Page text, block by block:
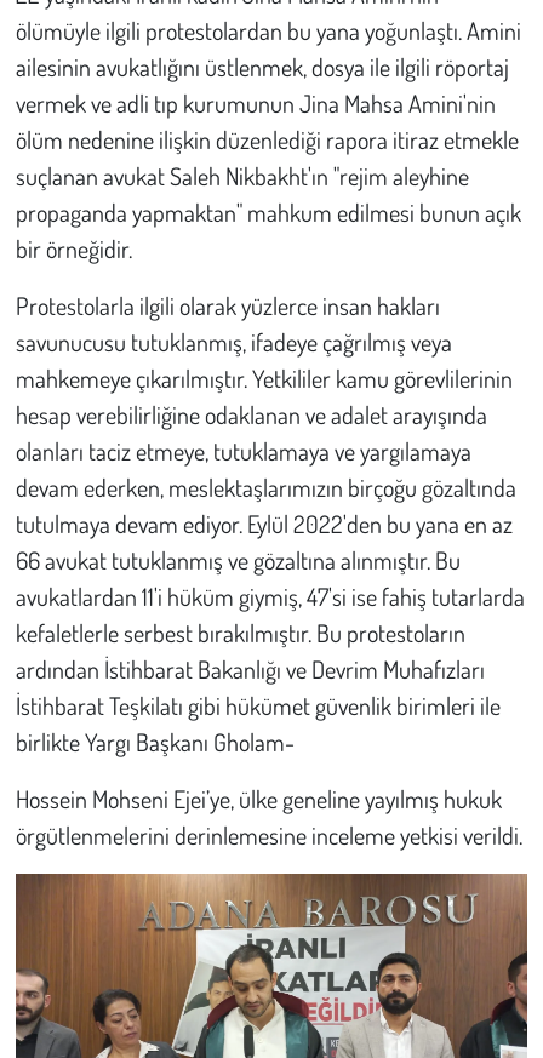
ölümüyle ilgili protestolardan bu yana yoğunlaştı. Amini
ailesinin avukatlığını üstlenmek, dosya ile ilgili röportaj
vermek ve adli tıp kurumunun Jina Mahsa Amini'nin
ölüm nedenine ilişkin düzenlediği rapora itiraz etmekle
suçlanan avukat Saleh Nikbakht'ın "rejim aleyhine
propaganda yapmaktan" mahkum edilmesi bunun açık
bir örneğidir.
Protestolarla ilgili olarak yüzlerce insan hakları
savunucusu tutuklanmış, ifadeye çağrılmış veya
mahkemeye çıkarılmıştır. Yetkililer kamu görevlilerinin
hesap verebilirliğine odaklanan ve adalet arayışında
olanları taciz etmeye, tutuklamaya ve yargılamaya
devam ederken, meslektaşlarımızın birçoğu gözaltında
tutulmaya devam ediyor. Eylül 2022'den bu yana en az
66 avukat tutuklanmış ve gözaltına alınmıştır. Bu
avukatlardan 11'i hüküm giymiş, 47'si ise fahiş tutarlarda
kefaletlerle serbest bırakılmıştır. Bu protestoların
ardından İstihbarat Bakanlığı ve Devrim Muhafızları
İstihbarat Teşkilatı gibi hükümet güvenlik birimleri ile
birlikte Yargı Başkanı Gholam-
Hossein Mohseni Ejei’ye, ülke geneline yayılmış hukuk
örgütlenmelerini derinlemesine inceleme yetkisi verildi.